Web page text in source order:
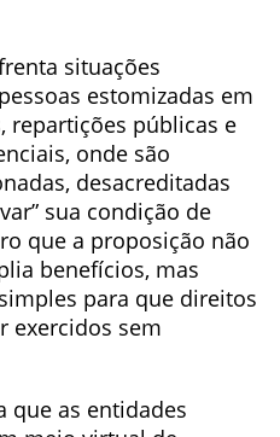
situações
estomizadas em
repartições públicas e
onde são
desacreditadas
sua condição de
que a proposição não
benefícios, mas
para que direitos
exercidos sem
que as entidades